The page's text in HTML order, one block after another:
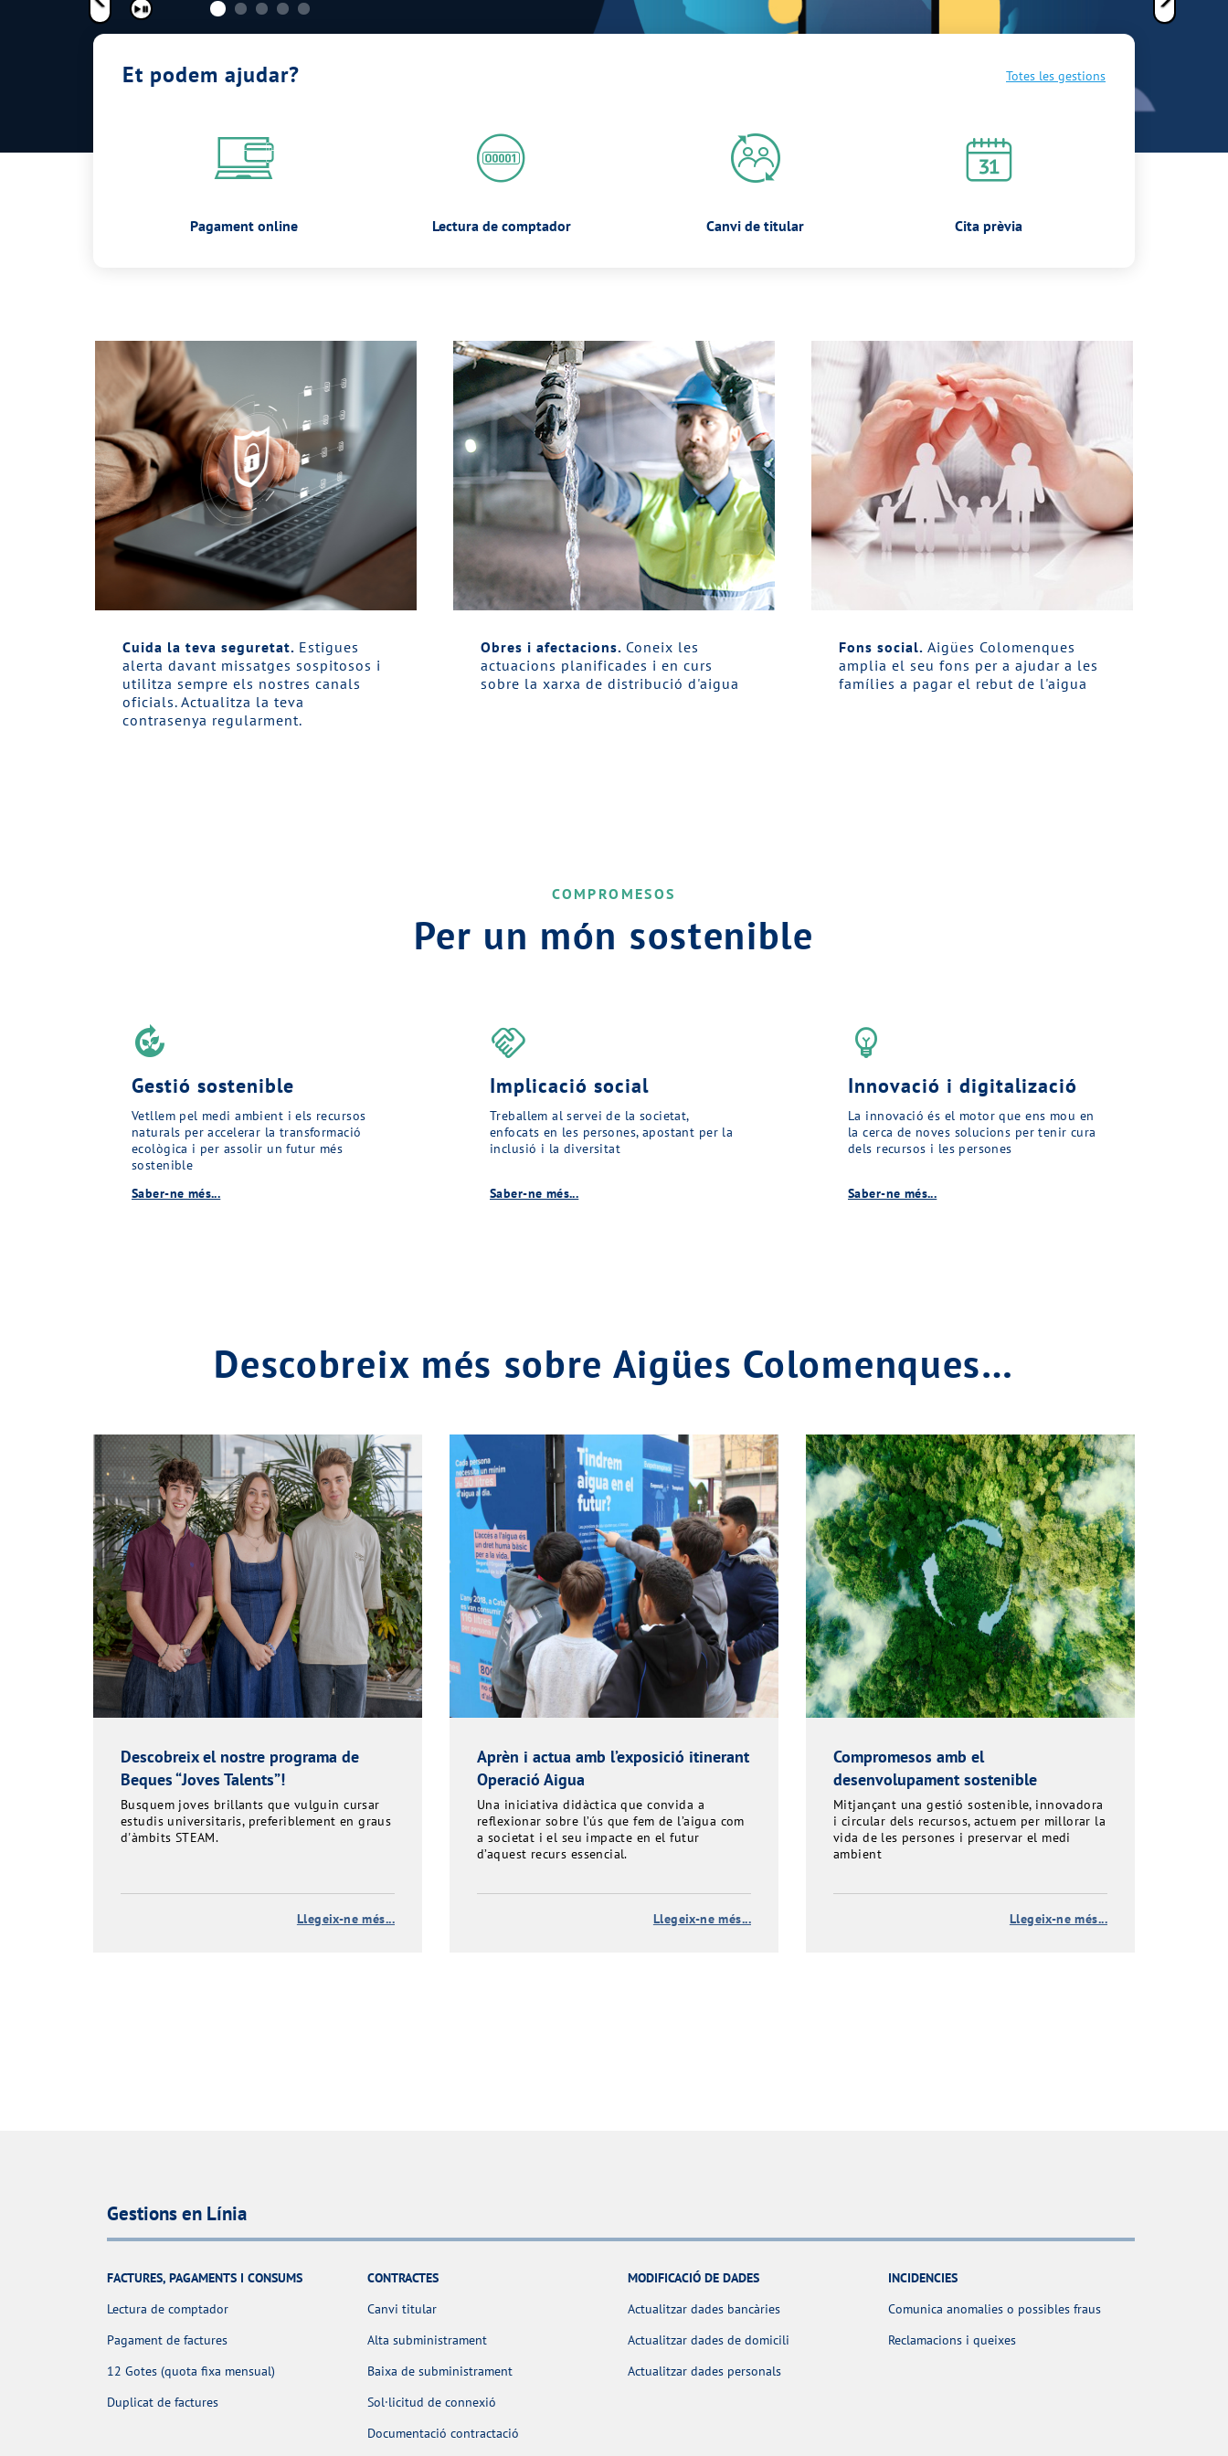
Pausar
Et podem ajudar? Totes les gestions
Pagament online Lectura de comptador Canvi de titular Cita prèvia
Cuida la teva seguretat. Estigues
alerta davant missatges sospitosos i
utilitza sempre els nostres canals
oficials. Actualitza la teva
contrasenya regularment.
Obres i afectacions. Coneix les
actuacions planificades i en curs
sobre la xarxa de distribució d'aigua
Fons social. Aigües Colomenques
amplia el seu fons per a ajudar a les
famílies a pagar el rebut de l'aigua
COMPROMESOS
Per un món sostenible
compost
Gestió sostenible
Vetllem pel medi ambient i els recursos
naturals per accelerar la transformació
ecològica i per assolir un futur més
sostenible
Saber-ne més...
handshake
Implicació social
Treballem al servei de la societat,
enfocats en les persones, apostant per la
inclusió i la diversitat
Saber-ne més...
emoji_objects
Innovació i digitalizació
La innovació és el motor que ens mou en
la cerca de noves solucions per tenir cura
dels recursos i les persones
Saber-ne més...
Descobreix més sobre Aigües Colomenques…
Descobreix el nostre programa de
Beques “Joves Talents”!
Busquem joves brillants que vulguin cursar
estudis universitaris, preferiblement en graus
d'àmbits STEAM.
Llegeix-ne més...
Aprèn i actua amb l’exposició itinerant
Operació Aigua
Una iniciativa didàctica que convida a
reflexionar sobre l’ús que fem de l’aigua com
a societat i el seu impacte en el futur
d’aquest recurs essencial.
Llegeix-ne més...
Compromesos amb el
desenvolupament sostenible
Mitjançant una gestió sostenible, innovadora
i circular dels recursos, actuem per millorar la
vida de les persones i preservar el medi
ambient
Llegeix-ne més...
Gestions en Línia
FACTURES, PAGAMENTS I CONSUMS
Lectura de comptador
Pagament de factures
12 Gotes (quota fixa mensual)
Duplicat de factures
CONTRACTES
Canvi titular
Alta subministrament
Baixa de subministrament
Sol·licitud de connexió
Documentació contractació
MODIFICACIÓ DE DADES
Actualitzar dades bancàries
Actualitzar dades de domicili
Actualitzar dades personals
INCIDENCIES
Comunica anomalies o possibles fraus
Reclamacions i queixes